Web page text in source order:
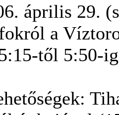
április 29.
a
től 5:50-